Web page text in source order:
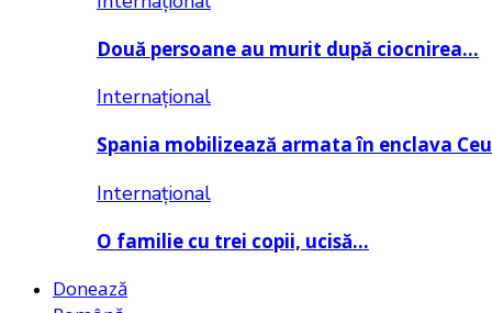
Două persoane au murit după ciocnirea…
Internațional
Spania mobilizează armata în enclava
Internațional
O familie cu trei copii, ucisă…
Donează